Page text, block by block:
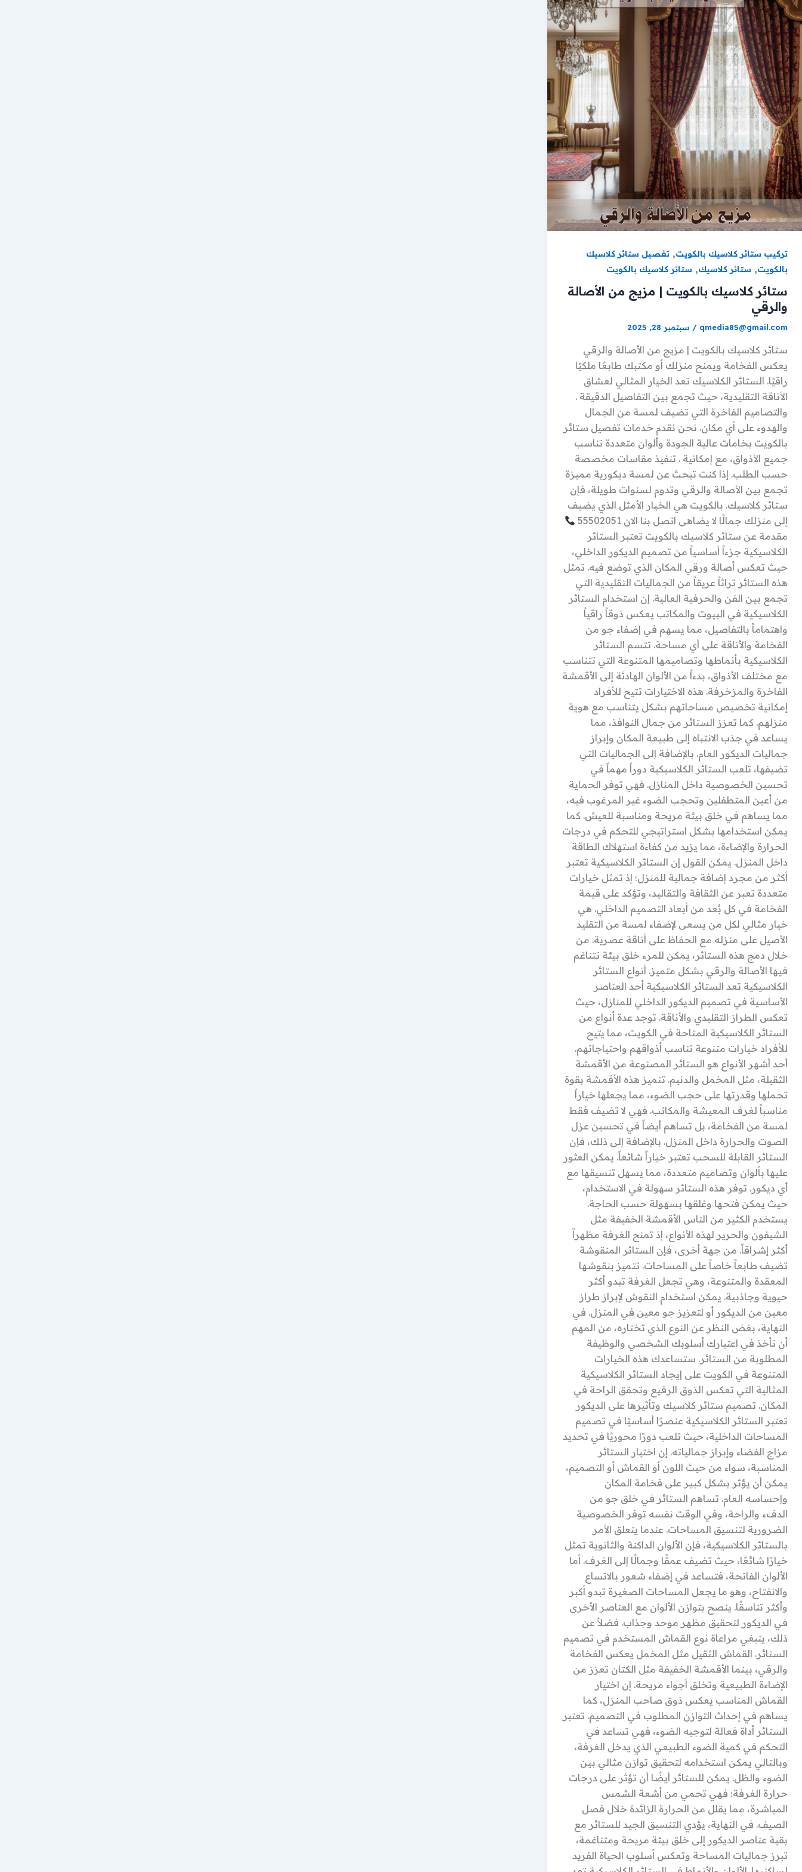
تركيب ستائر كلاسيك بالكويت, تفصيل ستائر كلاسيك
بالكويت, ستائر كلاسيك, ستائر كلاسيك بالكويت
ستائر كلاسيك بالكويت | مزيج من الأصالة
والرقي
qmedia85@gmail.com
/ سبتمبر 28, 2025
ستائر كلاسيك بالكويت | مزيج من الأصالة والرقي
يعكس الفخامة ويمنح منزلك أو مكتبك طابعًا ملكيًا
راقيًا. الستائر الكلاسيك تعد الخيار المثالي لعشاق
الأناقة التقليدية، حيث تجمع بين التفاصيل الدقيقة .
والتصاميم الفاخرة التي تضيف لمسة من الجمال
والهدوء على أي مكان. نحن نقدم خدمات تفصيل ستائر
بالكويت بخامات عالية الجودة وألوان متعددة تناسب
جميع الأذواق، مع إمكانية . تنفيذ مقاسات مخصصة
حسب الطلب. إذا كنت تبحث عن لمسة ديكورية مميزة
تجمع بين الأصالة والرقي وتدوم لسنوات طويلة، فإن
ستائر كلاسيك. بالكويت هي الخيار الأمثل الذي يضيف
إلى منزلك جمالًا لا يضاهى اتصل بنا الان 55502051
مقدمة عن ستائر كلاسيك بالكويت تعتبر الستائر
الكلاسيكية جزءاً أساسياً من تصميم الديكور الداخلي،
حيث تعكس أصالة ورقي المكان الذي توضع فيه. تمثل
هذه الستائر تراثاً عريقاً من الجماليات التقليدية التي
تجمع بين الفن والحرفية العالية. إن استخدام الستائر
الكلاسيكية في البيوت والمكاتب يعكس ذوقاً راقياً
واهتماماً بالتفاصيل، مما يسهم في إضفاء جو من
الفخامة والأناقة على أي مساحة. تتسم الستائر
الكلاسيكية بأنماطها وتصاميمها المتنوعة التي تتناسب
مع مختلف الأذواق، بدءاً من الألوان الهادئة إلى الأقمشة
الفاخرة والمزخرفة. هذه الاختيارات تتيح للأفراد
إمكانية تخصيص مساحاتهم بشكل يتناسب مع هوية
منزلهم. كما تعزز الستائر من جمال النوافذ، مما
يساعد في جذب الانتباه إلى طبيعة المكان وإبراز
جماليات الديكور العام. بالإضافة إلى الجماليات التي
تضيفها، تلعب الستائر الكلاسيكية دوراً مهماً في
تحسين الخصوصية داخل المنازل. فهي توفر الحماية
من أعين المتطفلين وتحجب الضوء غير المرغوب فيه،
مما يساهم في خلق بيئة مريحة ومناسبة للعيش. كما
يمكن استخدامها بشكل استراتيجي للتحكم في درجات
الحرارة والإضاءة، مما يزيد من كفاءة استهلاك الطاقة
داخل المنزل. يمكن القول إن الستائر الكلاسيكية تعتبر
أكثر من مجرد إضافة جمالية للمنزل؛ إذ تمثل خيارات
متعددة تعبر عن الثقافة والتقاليد، وتؤكد على قيمة
الفخامة في كل بُعد من أبعاد التصميم الداخلي. هي
خيار مثالي لكل من يسعى لإضفاء لمسة من التقليد
الأصيل على منزله مع الحفاظ على أناقة عصرية. من
خلال دمج هذه الستائر، يمكن للمرء خلق بيئة تتناغم
فيها الأصالة والرقي بشكل متميز. أنواع الستائر
الكلاسيكية تعد الستائر الكلاسيكية أحد العناصر
الأساسية في تصميم الديكور الداخلي للمنازل، حيث
تعكس الطراز التقليدي والأناقة. توجد عدة أنواع من
الستائر الكلاسيكية المتاحة في الكويت، مما يتيح
للأفراد خيارات متنوعة تناسب أذواقهم واحتياجاتهم.
أحد أشهر الأنواع هو الستائر المصنوعة من الأقمشة
الثقيلة، مثل المخمل والدنيم. تتميز هذه الأقمشة بقوة
تحملها وقدرتها على حجب الضوء، مما يجعلها خياراً
مناسباً لغرف المعيشة والمكاتب. فهي لا تضيف فقط
لمسة من الفخامة، بل تساهم أيضاً في تحسين عزل
الصوت والحرارة داخل المنزل. بالإضافة إلى ذلك، فإن
الستائر القابلة للسحب تعتبر خياراً شائعاً. يمكن العثور
عليها بألوان وتصاميم متعددة، مما يسهل تنسيقها مع
أي ديكور. توفر هذه الستائر سهولة في الاستخدام،
حيث يمكن فتحها وغلقها بسهولة حسب الحاجة.
يستخدم الكثير من الناس الأقمشة الخفيفة مثل
الشيفون والحرير لهذه الأنواع، إذ تمنح الغرفة مظهراً
أكثر إشراقاً. من جهة أخرى، فإن الستائر المنقوشة
تضيف طابعاً خاصاً على المساحات. تتميز بنقوشها
المعقدة والمتنوعة، وهي تجعل الغرفة تبدو أكثر
حيوية وجاذبية. يمكن استخدام النقوش لإبراز طراز
معين من الديكور أو لتعزيز جو معين في المنزل. في
النهاية، بغض النظر عن النوع الذي تختاره، من المهم
أن تأخذ في اعتبارك أسلوبك الشخصي والوظيفة
المطلوبة من الستائر. ستساعدك هذه الخيارات
المتنوعة في الكويت على إيجاد الستائر الكلاسيكية
المثالية التي تعكس الذوق الرفيع وتحقق الراحة في
المكان. تصميم ستائر كلاسيك وتأثيرها على الديكور
تعتبر الستائر الكلاسيكية عنصرًا أساسيًا في تصميم
المساحات الداخلية، حيث تلعب دورًا محوريًا في تحديد
مزاج الفضاء وإبراز جمالياته. إن اختيار الستائر
المناسبة، سواء من حيث اللون أو القماش أو التصميم،
يمكن أن يؤثر بشكل كبير على فخامة المكان
وإحساسه العام. تساهم الستائر في خلق جو من
الدفء والراحة، وفي الوقت نفسه توفر الخصوصية
الضرورية لتنسيق المساحات. عندما يتعلق الأمر
بالستائر الكلاسيكية، فإن الألوان الداكنة والثانوية تمثل
خيارًا شائعًا، حيث تضيف عمقًا وجمالًا إلى الغرف. أما
الألوان الفاتحة، فتساعد في إضفاء شعور بالاتساع
والانفتاح، وهو ما يجعل المساحات الصغيرة تبدو أكبر
وأكثر تناسقًا. ينصح بتوازن الألوان مع العناصر الأخرى
في الديكور لتحقيق مظهر موحد وجذاب. فضلاً عن
ذلك، ينبغي مراعاة نوع القماش المستخدم في تصميم
الستائر. القماش الثقيل مثل المخمل يعكس الفخامة
والرقي، بينما الأقمشة الخفيفة مثل الكتان تعزز من
الإضاءة الطبيعية وتخلق أجواء مريحة. إن اختيار
القماش المناسب يعكس ذوق صاحب المنزل، كما
يساهم في إحداث التوازن المطلوب في التصميم. تعتبر
الستائر أداة فعالة لتوجيه الضوء، فهي تساعد في
التحكم في كمية الضوء الطبيعي الذي يدخل الغرفة،
وبالتالي يمكن استخدامه لتحقيق توازن مثالي بين
الضوء والظل. يمكن للستائر أيضًا أن تؤثر على درجات
حرارة الغرفة؛ فهي تحمي من أشعة الشمس
المباشرة، مما يقلل من الحرارة الزائدة خلال فصل
الصيف. في النهاية، يؤدي التنسيق الجيد للستائر مع
بقية عناصر الديكور إلى خلق بيئة مريحة ومتناغمة،
تبرز جماليات المساحة وتعكس أسلوب الحياة الفريد